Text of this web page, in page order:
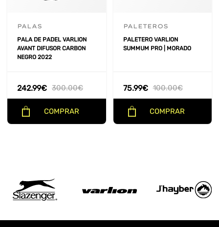
PALAS
PALA DE PADEL VARLION
AVANT DIFUSOR CARBON
NEGRO 2022
300.00€
242.99€
COMPRAR
PALETEROS
PALETERO VARLION
SUMMUM PRO | MORADO
100.00€
75.99€
COMPRAR